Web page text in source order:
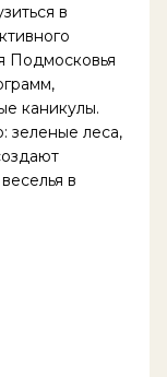
в
Подмосковья
каникулы.
зеленые леса,
в